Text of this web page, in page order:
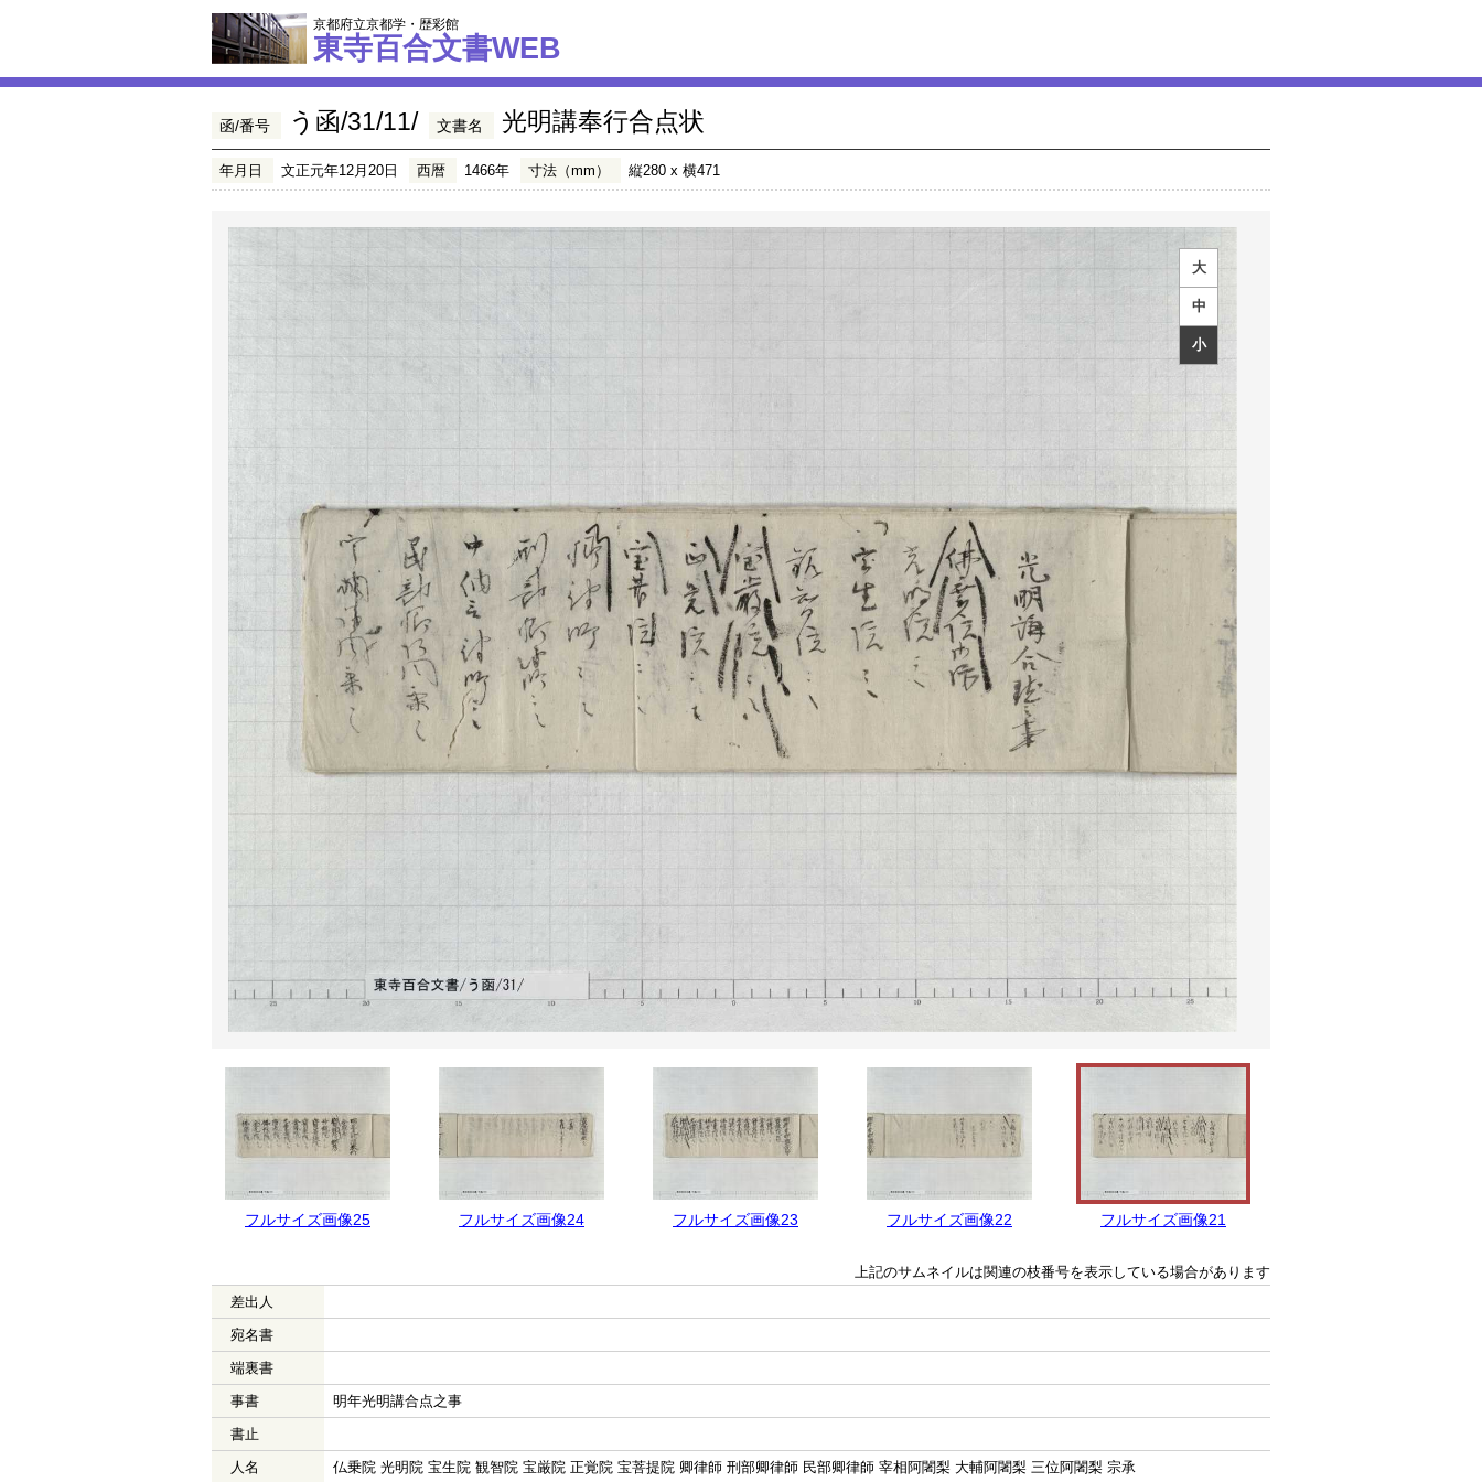
京都府立京都学・歴彩館
東寺百合文書WEB
函/番号 う函/31/11/ 文書名 光明講奉行合点状
年月日 文正元年12月20日 西暦 1466年 寸法（mm） 縦280 x 横471
大
中
小
フルサイズ画像25 フルサイズ画像24 フルサイズ画像23 フルサイズ画像22 フルサイズ画像21
上記のサムネイルは関連の枝番号を表示している場合があります
差出人
宛名書
端裏書
事書
明年光明講合点之事
書止
人名
仏乗院 光明院 宝生院 観智院 宝厳院 正覚院 宝菩提院 卿律師 刑部卿律師 民部卿律師 宰相阿闍梨 大輔阿闍梨 三位阿闍梨 宗承